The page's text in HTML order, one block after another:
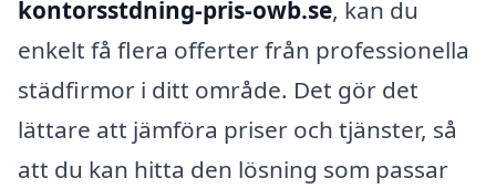
kontorsstdning-pris-owb.se, kan du
enkelt få flera offerter från professionella
städfirmor i ditt område. Det gör det
lättare att jämföra priser och tjänster, så
att du kan hitta den lösning som passar